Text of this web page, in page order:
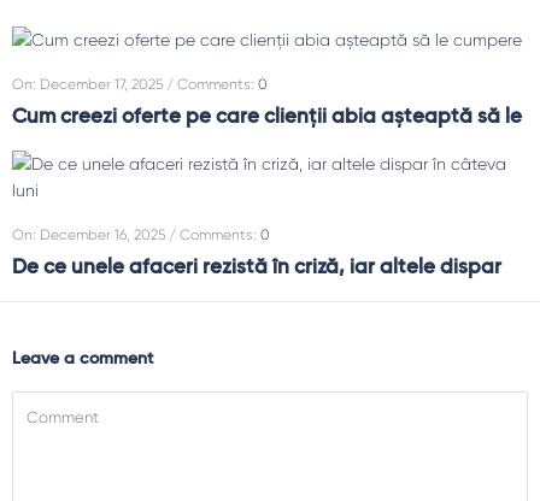
On: December 17, 2025 Comments: 0
Cum creezi oferte pe care clienții abia așteaptă să le
On: December 16, 2025 Comments: 0
De ce unele afaceri rezistă în criză, iar altele dispar
Leave a comment